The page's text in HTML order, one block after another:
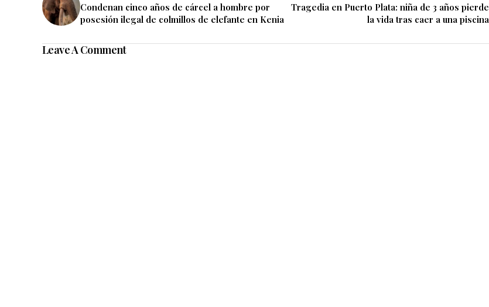
Condenan cinco años de cárcel a hombre por
posesión ilegal de colmillos de elefante en Kenia
Tragedia en Puerto Plata: niña de 3 años pierde
la vida tras caer a una piscina
Leave A Comment